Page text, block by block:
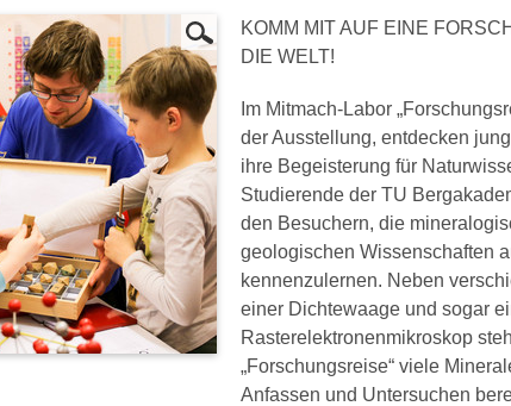
KOMM MIT AUF EINE
DIE WELT!
Im Mitmach-Labor
der Ausstellung, entdecken
ihre Begeisterung für
Studierende der TU
den Besuchern, die
geologischen Wissenschaften
kennenzulernen. Neben
einer Dichtewaage und sogar
Rasterelektronenmikroskop
„Forschungsreise“ viele
Anfassen und Untersuchen